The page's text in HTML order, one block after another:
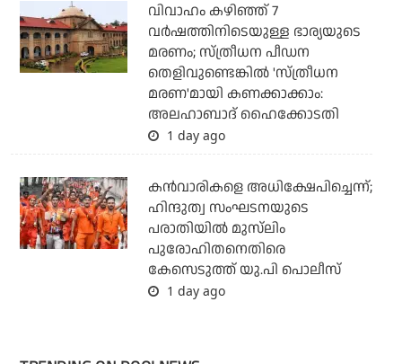
വിവാഹം കഴിഞ്ഞ് 7
വര്‍ഷത്തിനിടെയുള്ള ഭാര്യയുടെ
മരണം; സ്ത്രീധന പീഡന
തെളിവുണ്ടെങ്കില്‍ 'സ്ത്രീധന
മരണ'മായി കണക്കാക്കാം:
അലഹാബാദ് ഹൈക്കോടതി
1 day ago
കന്‍വാരികളെ അധിക്ഷേപിച്ചെന്ന്;
ഹിന്ദുത്വ സംഘടനയുടെ
പരാതിയില്‍ മുസ്‌ലിം
പുരോഹിതനെതിരെ
കേസെടുത്ത് യു.പി പൊലീസ്
1 day ago